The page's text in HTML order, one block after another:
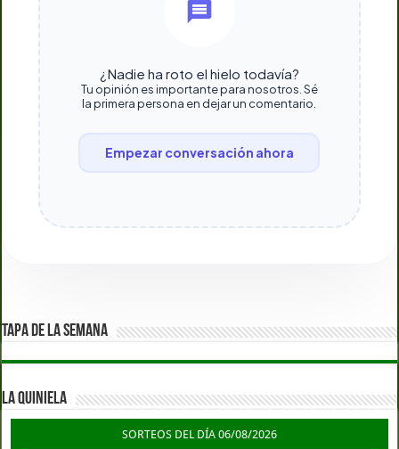
¿Nadie ha roto el hielo todavía?
Tu opinión es importante para nosotros. Sé
la primera persona en dejar un comentario.
Empezar conversación ahora
TAPA DE LA SEMANA
LA QUINIELA
SORTEOS DEL DÍA 06/08/2026